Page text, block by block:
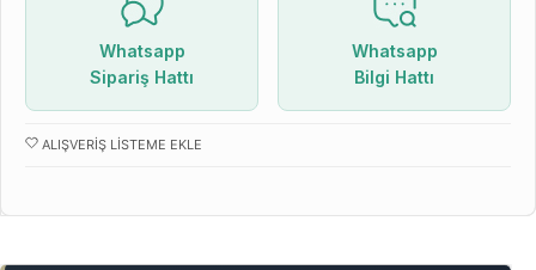
Whatsapp
Sipariş Hattı
Whatsapp
Bilgi Hattı
ALIŞVERIŞ LISTEME EKLE